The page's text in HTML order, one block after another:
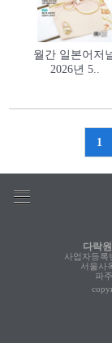
월간 일본어저
2026년 5..
1
다락원
사업자등록
서울사
파